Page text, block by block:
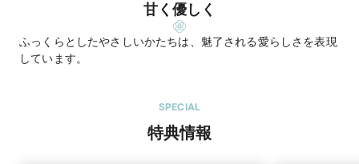
甘く優しく
ふっくらとしたやさしいかたちは、魅了される愛らしさを表現
しています。
SPECIAL
特典情報